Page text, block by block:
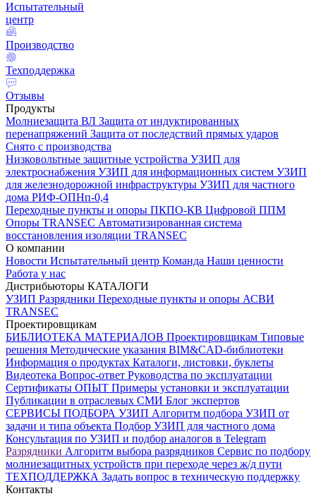
Испытательный
центр
Производство
Техподдержка
Отзывы
Продукты
Молниезащита ВЛ Защита от индуктированных
перенапряжений Защита от последствий прямых ударов
Снято с производства
Низковольтные защитные устройства УЗИП для
электроснабжения УЗИП для информационных систем УЗИП
для железнодорожной инфраструктуры УЗИП для частного
дома РИФ-ОПНп-0,4
Переходные пункты и опоры ПКПО-КВ Цифровой ППМ
Опоры TRANSEC Автоматизированная система
восстановления изоляции TRANSEC
О компании
Новости Испытательный центр Команда Наши ценности
Работа у нас
Дистрибьюторы КАТАЛОГИ
УЗИП Разрядники Переходные пункты и опоры АСВИ
TRANSEC
Проектировщикам
БИБЛИОТЕКА МАТЕРИАЛОВ Проектировщикам Типовые
решения Методические указания BIM&CAD-библиотеки
Информация о продуктах Каталоги, листовки, буклеты
Видеотека Вопрос-ответ Руководства по эксплуатации
Сертификаты ОПЫТ Примеры установки и эксплуатации
Публикации в отраслевых СМИ Блог экспертов
СЕРВИСЫ ПОДБОРА УЗИП Алгоритм подбора УЗИП от
задачи и типа объекта Подбор УЗИП для частного дома
Консультация по УЗИП и подбор аналогов в Telegram
Разрядники Алгоритм выбора разрядников Сервис по подбору
молниезащитных устройств при переходе через ж/д пути
ТЕХПОДДЕРЖКА Задать вопрос в техническую поддержку
Контакты